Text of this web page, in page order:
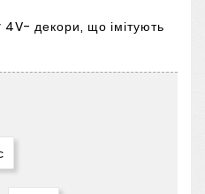
декори, що імітують